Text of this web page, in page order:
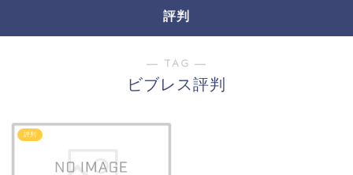
評判
― TAG ―
ビブレス評判
評判